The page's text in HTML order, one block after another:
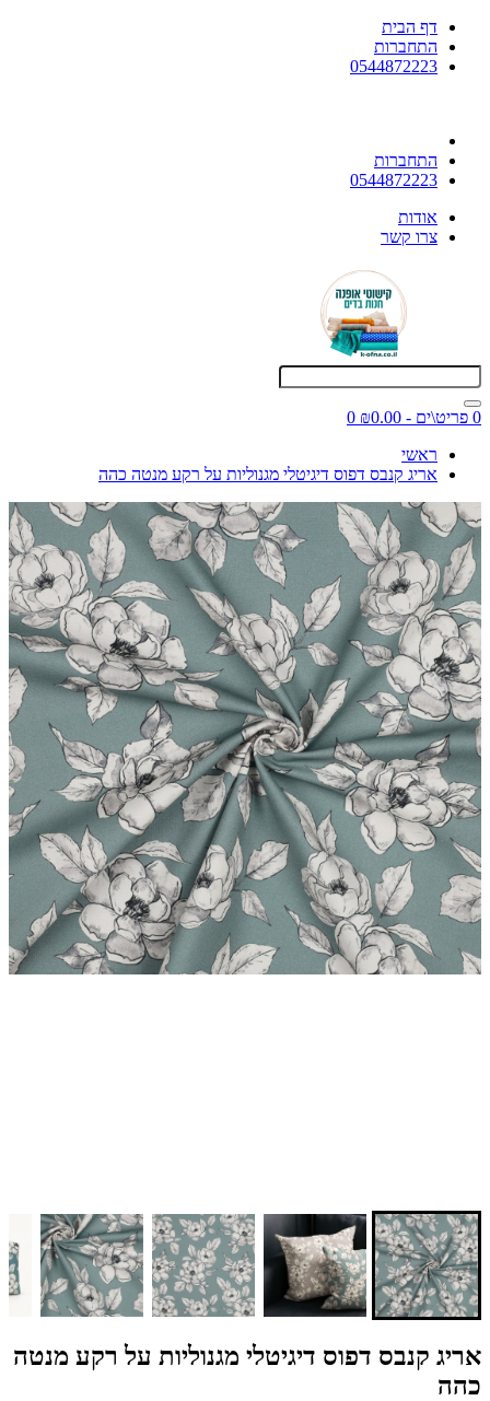
דף הבית
התחברות
0544872223
התחברות
0544872223
אודות
צרו קשר
0 פריט\ים - ₪0.00
0
ראשי
אריג קנבס דפוס דיגיטלי מגנוליות על רקע מנטה כהה
אריג קנבס דפוס דיגיטלי מגנוליות על רקע מנטה
כהה